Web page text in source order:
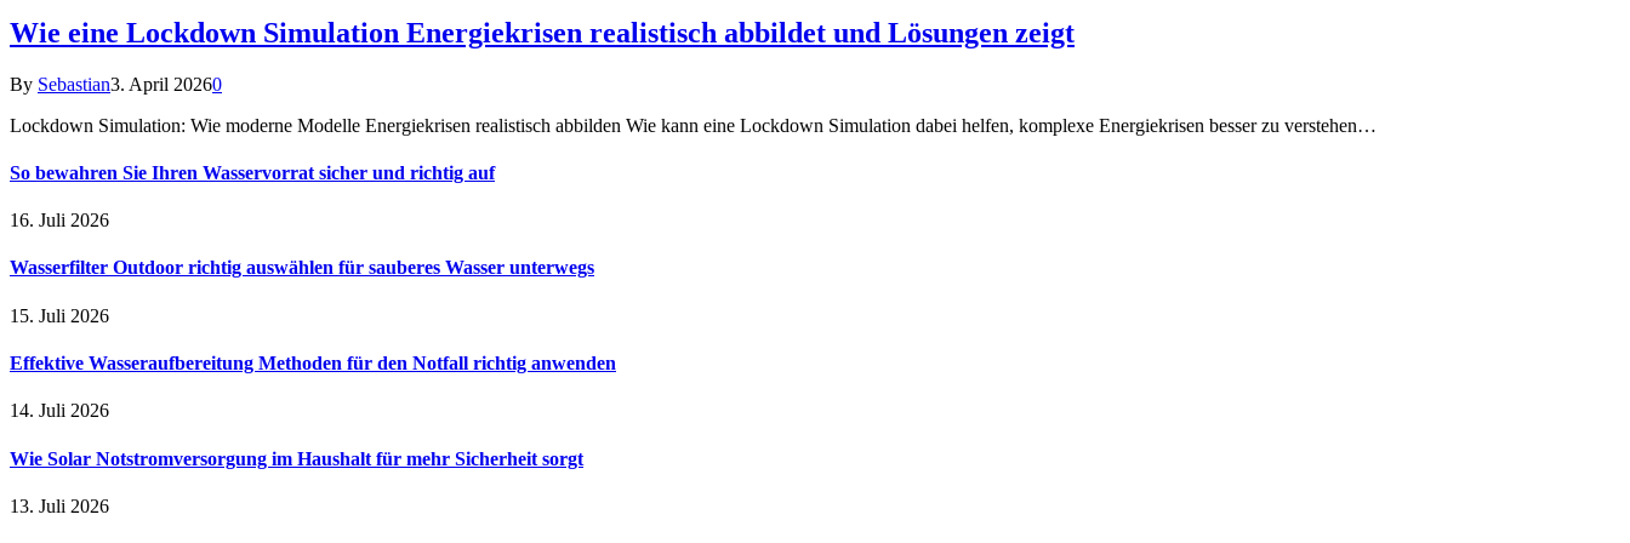
Wie eine Lockdown Simulation Energiekrisen realistisch abbildet und Lösungen zeigt
By Sebastian3. April 20260
Lockdown Simulation: Wie moderne Modelle Energiekrisen realistisch abbilden Wie kann eine Lockdown Simulation dabei helfen, komplexe Energiekrisen besser zu verstehen…
So bewahren Sie Ihren Wasservorrat sicher und richtig auf
16. Juli 2026
Wasserfilter Outdoor richtig auswählen für sauberes Wasser unterwegs
15. Juli 2026
Effektive Wasseraufbereitung Methoden für den Notfall richtig anwenden
14. Juli 2026
Wie Solar Notstromversorgung im Haushalt für mehr Sicherheit sorgt
13. Juli 2026